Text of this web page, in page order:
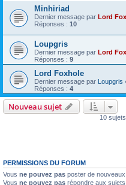
Minhiriad
Dernier message par Lord
Réponses : 10
Loupgris
Dernier message par Lord
Réponses : 9
Lord Foxhole
Dernier message par Loupgris
Réponses : 4
Nouveau sujet
10
PERMISSIONS DU FORUM
Vous ne pouvez pas poster de
Vous ne pouvez pas répondre aux sujets